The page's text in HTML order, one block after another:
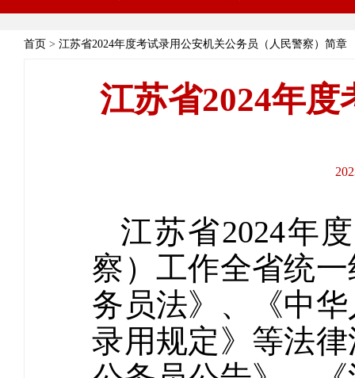
首页 > 江苏省2024年度考试录用公安机关公务员（人民警察）简章
江苏省2024年
江苏省2024年
察）工作全省统
务员法》、《中
录用规定》等法